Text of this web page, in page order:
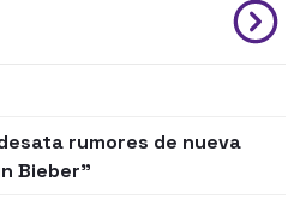
rumores de nueva
Bieber"